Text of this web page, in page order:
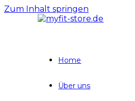
Zum Inhalt springen
Home
Über uns